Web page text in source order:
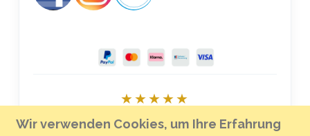
Wir verwenden Cookies, um Ihre Erfahrung
★★★★★
Bei Google bewerten